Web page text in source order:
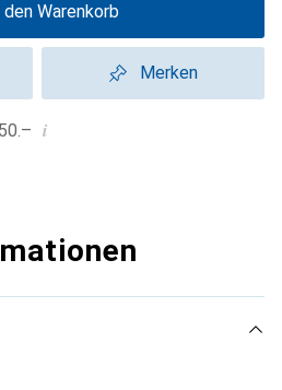
den Warenkorb
Merken
i